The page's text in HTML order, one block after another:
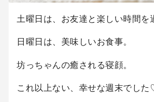
土曜日は、お友達と楽しい時間を
日曜日は、美味しいお食事。
坊っちゃんの癒される寝顔。
これ以上ない、幸せな週末でし